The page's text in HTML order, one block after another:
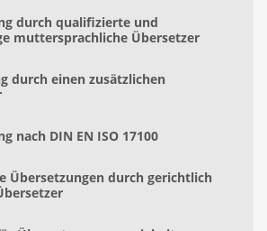
durch qualifizierte und
muttersprachliche Übersetzer
durch einen zusätzlichen
nach DIN EN ISO 17100
Übersetzungen durch gerichtlich